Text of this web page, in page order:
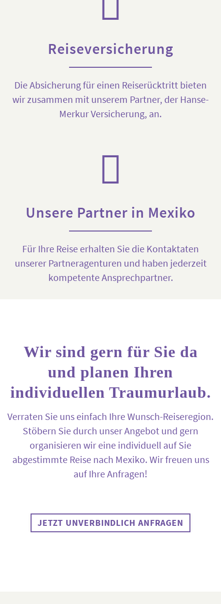
Reiseversicherung
Die Absicherung für einen Reiserücktritt bieten
wir zusammen mit unserem Partner, der Hanse-
Merkur Versicherung, an.
Unsere Partner in Mexiko
Für Ihre Reise erhalten Sie die Kontaktaten
unserer Partneragenturen und haben jederzeit
kompetente Ansprechpartner.
Wir sind gern für Sie da
und planen Ihren
individuellen Traumurlaub.
Verraten Sie uns einfach Ihre Wunsch-Reiseregion.
Stöbern Sie durch unser Angebot und gern
organisieren wir eine individuell auf Sie
abgestimmte Reise nach Mexiko. Wir freuen uns
auf Ihre Anfragen!
JETZT UNVERBINDLICH ANFRAGEN